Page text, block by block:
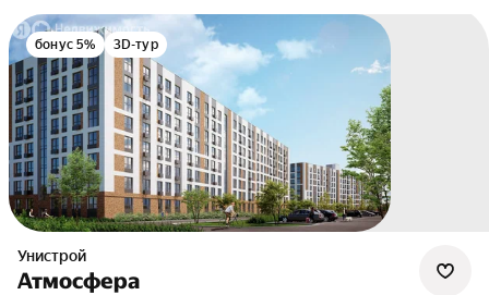
бонус 5% 3D-тур
Унистрой
Атмосфера